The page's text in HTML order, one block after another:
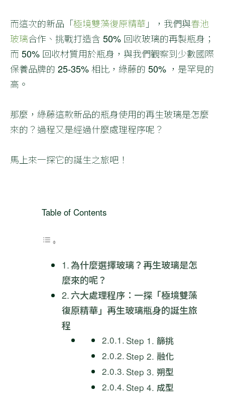
而這次的新品「極境雙藻復原精華 」，我們與春池
玻璃合作、挑戰打造含 50% 回收玻璃的再製瓶身；
而 50% 回收材質用於瓶身，與我們觀察到少數國際
保養品牌的 25-35% 相比，綠藤的 50% ，是罕見的
高。
那麼，綠藤這款新品的瓶身使用的再生玻璃是怎麼
來的？過程又是經過什麼處理程序呢？
馬上來一探它的誕生之旅吧！
Table of Contents
為什麼選擇玻璃？再生玻璃是怎
麼來的呢？
六大處理程序：一探「極境雙藻
復原精華」再生玻璃瓶身的誕生旅
程
Step 1. 篩挑
Step 2. 融化
Step 3. 朔型
Step 4. 成型